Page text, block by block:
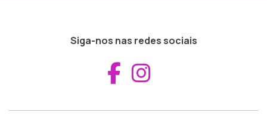
Siga-nos nas redes sociais
Aceder ao